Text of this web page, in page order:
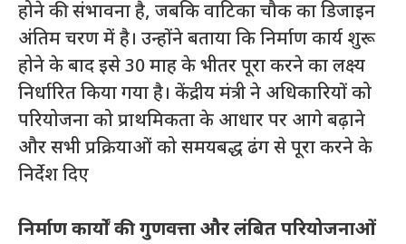
होने की संभावना है, जबकि वाटिका चौक का डिजाइन
अंतिम चरण में है। उन्होंने बताया कि निर्माण कार्य शुरू
होने के बाद इसे 30 माह के भीतर पूरा करने का लक्ष्य
निर्धारित किया गया है। केंद्रीय मंत्री ने अधिकारियों को
परियोजना को प्राथमिकता के आधार पर आगे बढ़ाने
और सभी प्रक्रियाओं को समयबद्ध ढंग से पूरा करने के
निर्देश दिए
निर्माण कार्यों की गुणवत्ता और लंबित परियोजनाओं